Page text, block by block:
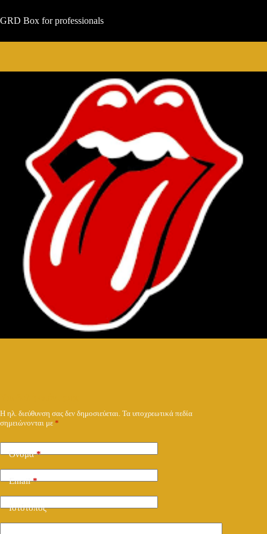
στο
περιεχόμενο
GRD Box for professionals
Η ηλ. διεύθυνση σας δεν δημοσιεύεται. Τα υποχρεωτικά πεδία
σημειώνονται με *
Όνομα*
Email*
Ιστότοπος